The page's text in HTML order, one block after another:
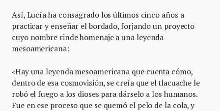
Así, Lucía ha consagrado los últimos cinco años a
practicar y enseñar el bordado, forjando un proyecto
cuyo nombre rinde homenaje a una leyenda
mesoamericana:
«Hay una leyenda mesoamericana que cuenta cómo,
dentro de esa cosmovisión, se creía que el tlacuache le
robó el fuego a los dioses para dárselo a los humanos.
Fue en ese proceso que se quemó el pelo de la cola, y